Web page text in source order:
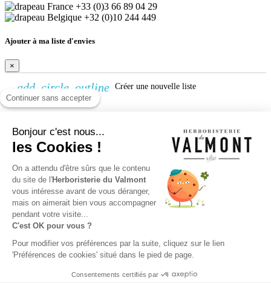
Continuer sans accepter
Bonjour c'est nous...
les Cookies !
On a attendu d'être sûrs que le contenu
du site de l'Herboristerie du Valmont
vous intéresse avant de vous déranger,
mais on aimerait bien vous accompagner
pendant votre visite...
C'est OK pour vous ?
Pour modifier vos préférences par la suite, cliquez sur le lien
'Préférences de cookies' situé dans le pied de page.
Consentements certifiés par
+33 (0)3 66 89 04 29
+32 (0)10 244 449
Ajouter à ma liste d'envies
×
add_circle_outline Créer une nouvelle liste
×
Nom de la liste d'envies
Annuler Créer une liste d'envies
Connexion
×
Vous devez être connecté pour ajouter des produits à votre liste
d'envies.
Connexion